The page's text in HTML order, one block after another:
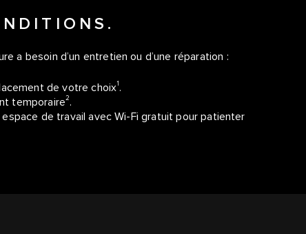
a besoin d’un entretien ou d’une réparation :
de votre choix1 .
temporaire2 .
de travail avec Wi-Fi gratuit pour patienter